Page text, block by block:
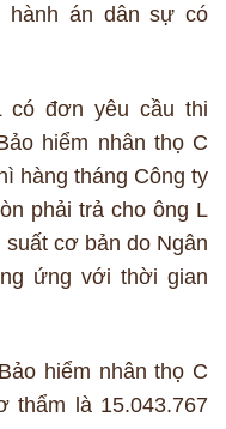
hành án dân sự có
có đơn yêu cầu thi
hiểm nhân thọ C
hàng tháng Công ty
phải trả cho ông L
cơ bản do Ngân
ứng với thời gian
hiểm nhân thọ C
thẩm là 15.043.767